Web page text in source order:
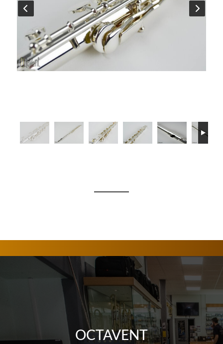
OCTAVENT